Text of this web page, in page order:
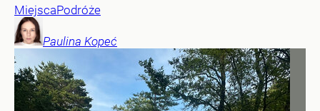
MiejscaPodróże
Paulina Kopeć